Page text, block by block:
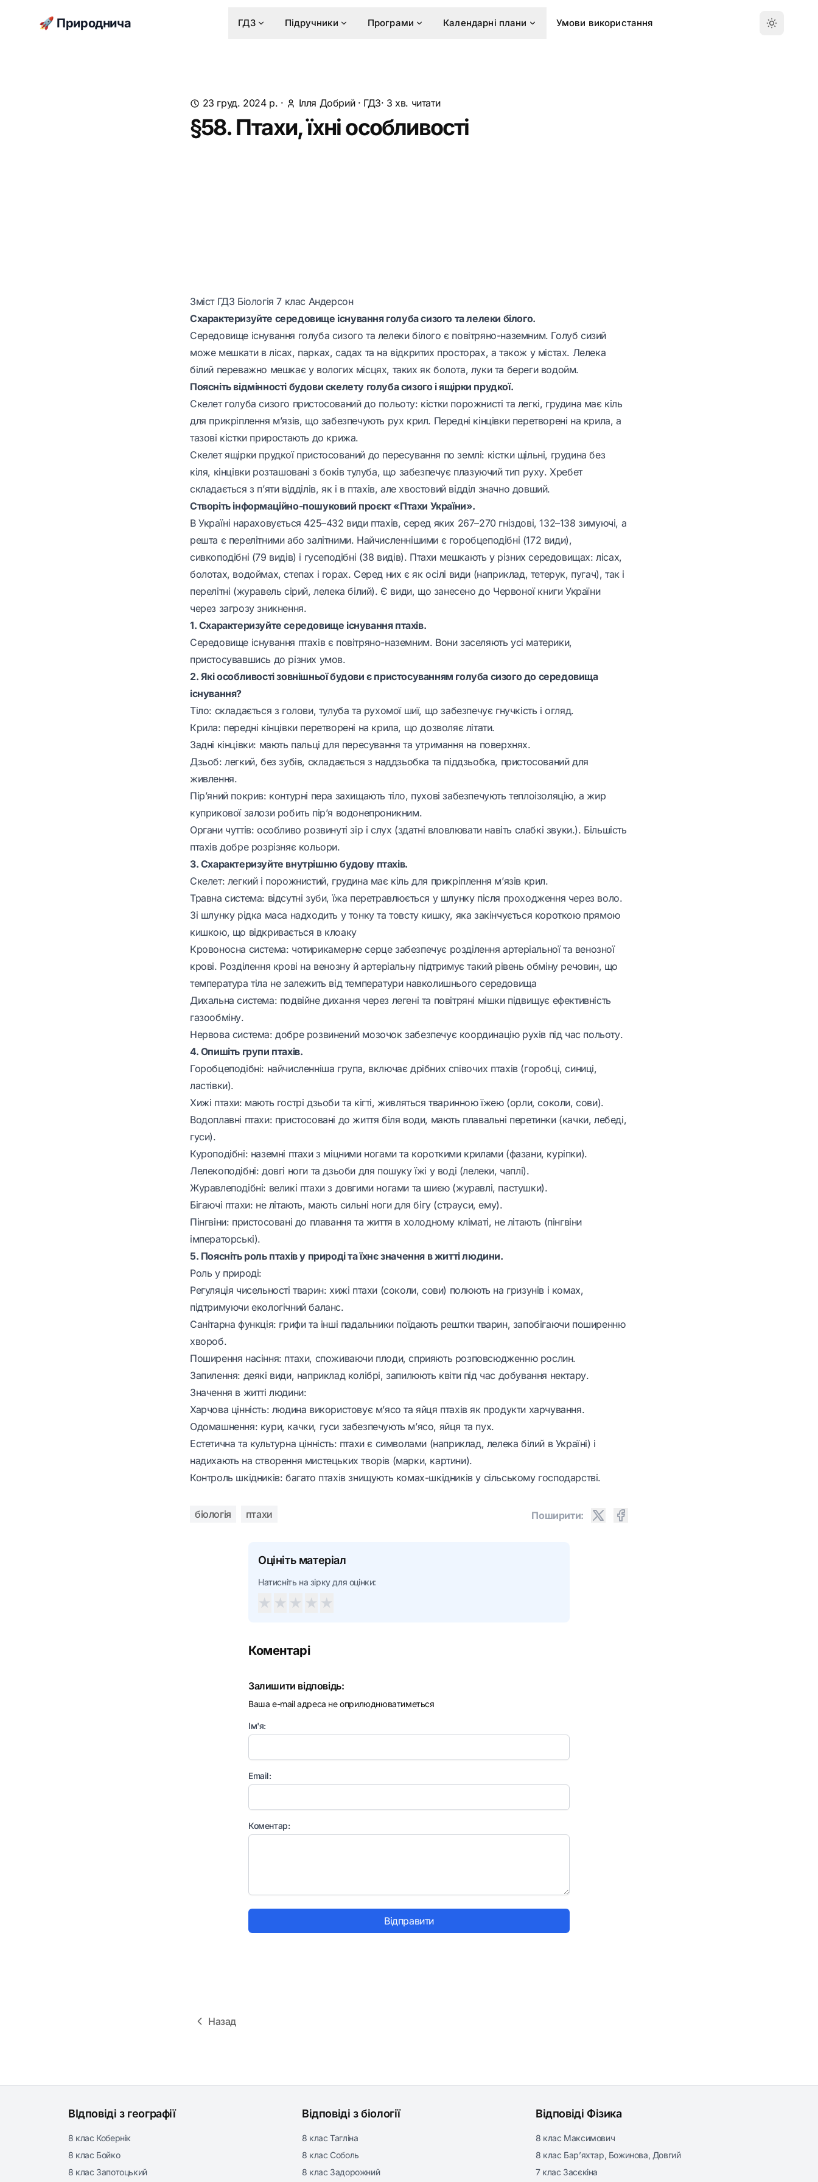
🚀 Природнича ГДЗ Підручники Програми Календарні плани Умови використання
23 груд. 2024 р. · Ілля Добрий· ГДЗ· 3 хв. читати
§58. Птахи, їхні особливості
Зміст ГДЗ Біологія 7 клас Андерсон
Схарактеризуйте середовище існування голуба сизого та лелеки білого.
Середовище існування голуба сизого та лелеки білого є повітряно-наземним. Голуб сизий
може мешкати в лісах, парках, садах та на відкритих просторах, а також у містах. Лелека
білий переважно мешкає у вологих місцях, таких як болота, луки та береги водойм.
Поясніть відмінності будови скелету голуба сизого і ящірки прудкої.
Скелет голуба сизого пристосований до польоту: кістки порожнисті та легкі, грудина має кіль
для прикріплення м’язів, що забезпечують рух крил. Передні кінцівки перетворені на крила, а
тазові кістки приростають до крижа.
Скелет ящірки прудкої пристосований до пересування по землі: кістки щільні, грудина без
кіля, кінцівки розташовані з боків тулуба, що забезпечує плазуючий тип руху. Хребет
складається з п’яти відділів, як і в птахів, але хвостовий відділ значно довший.
Створіть інформаційно-пошуковий проєкт «Птахи України».
В Україні нараховується 425–432 види птахів, серед яких 267–270 гніздові, 132–138 зимуючі, а
решта є перелітними або залітними. Найчисленнішими є горобцеподібні (172 види),
сивкоподібні (79 видів) і гусеподібні (38 видів). Птахи мешкають у різних середовищах: лісах,
болотах, водоймах, степах і горах. Серед них є як осілі види (наприклад, тетерук, пугач), так і
перелітні (журавель сірий, лелека білий). Є види, що занесено до Червоної книги України
через загрозу зникнення.
1. Схарактеризуйте середовище існування птахів.
Середовище існування птахів є повітряно-наземним. Вони заселяють усі материки,
пристосувавшись до різних умов.
2. Які особливості зовнішньої будови є пристосуванням голуба сизого до середовища
існування?
Тіло: складається з голови, тулуба та рухомої шиї, що забезпечує гнучкість і огляд.
Крила: передні кінцівки перетворені на крила, що дозволяє літати.
Задні кінцівки: мають пальці для пересування та утримання на поверхнях.
Дзьоб: легкий, без зубів, складається з наддзьобка та піддзьобка, пристосований для
живлення.
Пір’яний покрив: контурні пера захищають тіло, пухові забезпечують теплоізоляцію, а жир
куприкової залози робить пір’я водонепроникним.
Органи чуттів: особливо розвинуті зір і слух (здатні вловлювати навіть слабкі звуки.). Більшість
птахів добре розрізняє кольори.
3. Схарактеризуйте внутрішню будову птахів.
Скелет: легкий і порожнистий, грудина має кіль для прикріплення м’язів крил.
Травна система: відсутні зуби, їжа перетравлюється у шлунку після проходження через воло.
Зі шлунку рідка маса надходить у тонку та товсту кишку, яка закінчується короткою прямою
кишкою, що відкривається в клоаку
Кровоносна система: чотирикамерне серце забезпечує розділення артеріальної та венозної
крові. Розділення крові на венозну й артеріальну підтримує такий рівень обміну речовин, що
температура тіла не залежить від температури навколишнього середовища
Дихальна система: подвійне дихання через легені та повітряні мішки підвищує ефективність
газообміну.
Нервова система: добре розвинений мозочок забезпечує координацію рухів під час польоту.
4. Опишіть групи птахів.
Горобцеподібні: найчисленніша група, включає дрібних співочих птахів (горобці, синиці,
ластівки).
Хижі птахи: мають гострі дзьоби та кігті, живляться тваринною їжею (орли, соколи, сови).
Водоплавні птахи: пристосовані до життя біля води, мають плавальні перетинки (качки, лебеді,
гуси).
Куроподібні: наземні птахи з міцними ногами та короткими крилами (фазани, куріпки).
Лелекоподібні: довгі ноги та дзьоби для пошуку їжі у воді (лелеки, чаплі).
Журавлеподібні: великі птахи з довгими ногами та шиєю (журавлі, пастушки).
Бігаючі птахи: не літають, мають сильні ноги для бігу (страуси, ему).
Пінгвіни: пристосовані до плавання та життя в холодному кліматі, не літають (пінгвіни
імператорські).
5. Поясніть роль птахів у природі та їхнє значення в житті людини.
Роль у природі:
Регуляція чисельності тварин: хижі птахи (соколи, сови) полюють на гризунів і комах,
підтримуючи екологічний баланс.
Санітарна функція: грифи та інші падальники поїдають рештки тварин, запобігаючи поширенню
хвороб.
Поширення насіння: птахи, споживаючи плоди, сприяють розповсюдженню рослин.
Запилення: деякі види, наприклад колібрі, запилюють квіти під час добування нектару.
Значення в житті людини:
Харчова цінність: людина використовує м’ясо та яйця птахів як продукти харчування.
Одомашнення: кури, качки, гуси забезпечують м’ясо, яйця та пух.
Естетична та культурна цінність: птахи є символами (наприклад, лелека білий в Україні) і
надихають на створення мистецьких творів (марки, картини).
Контроль шкідників: багато птахів знищують комах-шкідників у сільському господарстві.
біологія птахи Поширити:
Оцініть матеріал
Натисніть на зірку для оцінки:
★ ★ ★ ★ ★
Коментарі
Залишити відповідь:
Ваша e-mail адреса не оприлюднюватиметься
Ім'я:
Email:
Коментар:
Відправити
Назад
ВІдповіді з географії
8 клас Кобернік
8 клас Бойко
8 клас Запотоцький
Відповіді з біології
8 клас Тагліна
8 клас Соболь
8 клас Задорожний
Відповіді Фізика
8 клас Максимович
8 клас Бар’яхтар, Божинова, Довгий
7 клас Засєкіна